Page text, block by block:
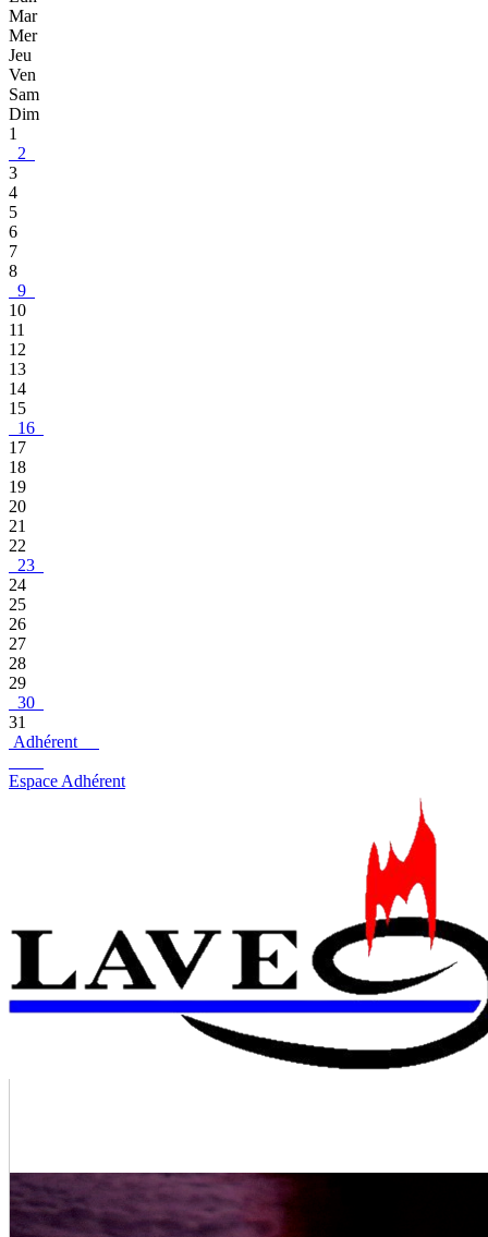
Mar
Mer
Jeu
Ven
Sam
Dim
1
2
3
4
5
6
7
8
9
10
11
12
13
14
15
16
17
18
19
20
21
22
23
24
25
26
27
28
29
30
31
Adhérent
Espace Adhérent